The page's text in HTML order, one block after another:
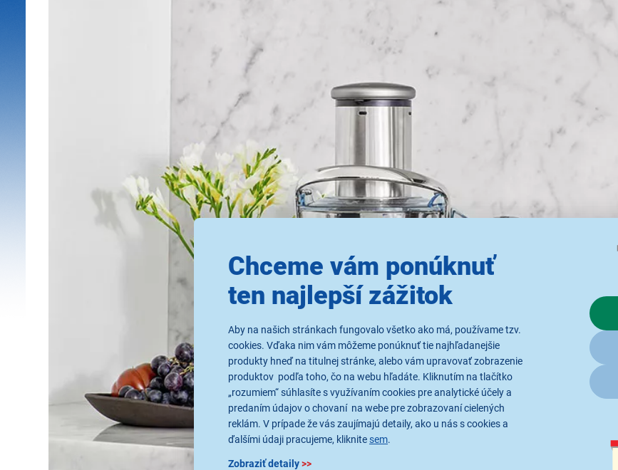
Chceme vám ponúknuť
ten najlepší zážitok
Aby na našich stránkach fungovalo všetko ako má, používame tzv.
cookies. Vďaka nim vám môžeme ponúknuť tie najhľadanejšie
produkty hneď na titulnej stránke, alebo vám upravovať zobrazenie
produktov podľa toho, čo na webu hľadáte. Kliknutím na tlačítko
„rozumiem“ súhlasíte s využívaním cookies pre analytické účely a
predaním údajov o chovaní na webe pre zobrazovaní cielených
reklám. V prípade že vás zaujímajú detaily, ako u nás s cookies a
ďalšími údaji pracujeme, kliknite sem.
Zobraziť detaily>>